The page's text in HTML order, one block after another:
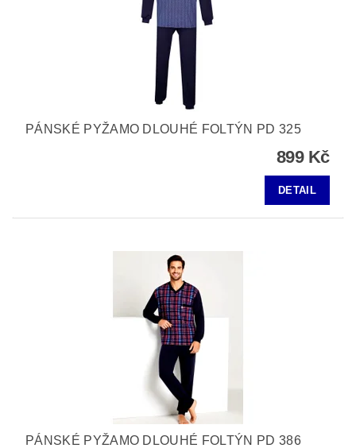
PÁNSKÉ PYŽAMO DLOUHÉ FOLTÝN PD 325
899 Kč
DETAIL
PÁNSKÉ PYŽAMO DLOUHÉ FOLTÝN PD 386